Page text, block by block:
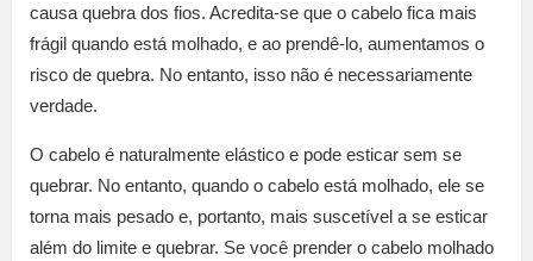
causa quebra dos fios. Acredita-se que o cabelo fica mais
frágil quando está molhado, e ao prendê-lo, aumentamos o
risco de quebra. No entanto, isso não é necessariamente
verdade.
O cabelo é naturalmente elástico e pode esticar sem se
quebrar. No entanto, quando o cabelo está molhado, ele se
torna mais pesado e, portanto, mais suscetível a se esticar
além do limite e quebrar. Se você prender o cabelo molhado